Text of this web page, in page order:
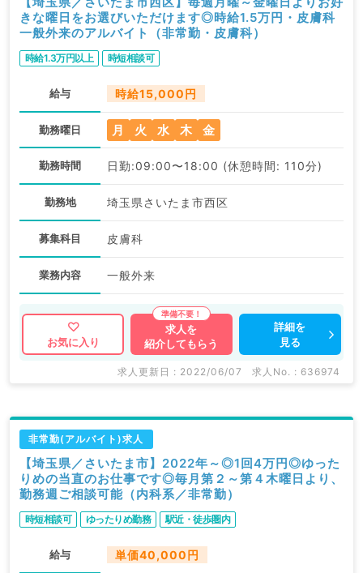
きな曜日をお選びいただけます◎時給1.5万円・皮膚科
一般外来のアルバイト（非常勤・皮膚科）
時給1.3万円以上 時短相談可
給与 時給15,000円
勤務曜日 月 火 水 木 金
勤務時間 日勤:09:00〜18:00 (休憩時間: 110分)
勤務地 埼玉県さいたま市西区
募集科目 皮膚科
業務内容 一般外来
お気に入り
求人を
紹介してもらう
詳細を
見る
求人更新日 : 2022/06/07 求人No. : 636974
非常勤(アルバイト)求人
【埼玉県／さいたま市】2022年～◎1回4万円◎ゆった
りめの当直のお仕事です◎毎月第２～第４木曜日より、
勤務週ご相談可能（内科系／非常勤）
時短相談可 ゆったりめ勤務 駅近・徒歩圏内
給与 単価40,000円